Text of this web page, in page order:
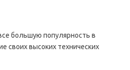
большую популярность в
своих высоких технических